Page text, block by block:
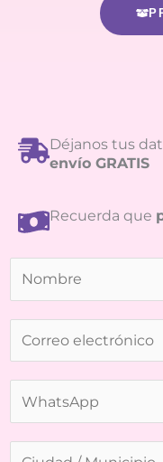
Déjanos tus
envío GRATIS
Recuerda que
m
b
e
*
r
r
o
e
a
t